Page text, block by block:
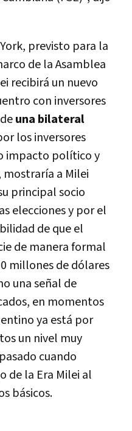
previsto para la
de la Asamblea
recibirá un nuevo
con inversores
una bilateral
los inversores
impacto político y
a Milei
principal socio
elecciones y por el
de que el
de manera formal
millones de dólares
una señal de
en momentos
ya está por
un nivel muy
cuando
de la Era Milei al
básicos.